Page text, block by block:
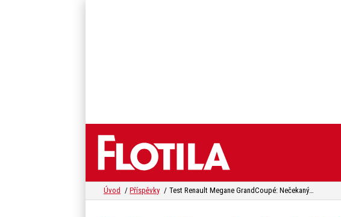
Úvod Příspěvky Test Renault Megane GrandCoupé: Nečekaný návrat